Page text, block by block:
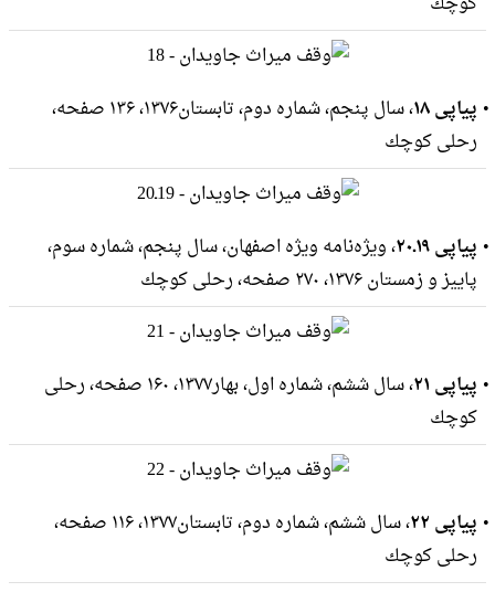
پیاپی ۱۸
، سال پنجم، شماره دوم، تابستان۱۳۷۶، ۱۳۶ صفحه،
رحلى كوچك
پیاپی ۱۹ـ۲۰
، ویژه‌نامه ویژه اصفهان، سال پنجم، شماره سوم،
پاییز و زمستان ۱۳۷۶، ۲۷۰ صفحه، رحلى كوچك
پیاپی ۲۱
، سال ششم، شماره اول، بهار۱۳۷۷، ۱۶۰ صفحه، رحلى
كوچك
پیاپی ۲۲
، سال ششم، شماره دوم، تابستان۱۳۷۷، ۱۱۶ صفحه،
رحلى كوچك